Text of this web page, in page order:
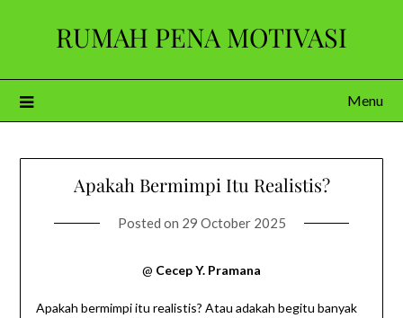
RUMAH PENA MOTIVASI
Menu
Apakah Bermimpi Itu Realistis?
Posted on 29 October 2025
@ Cecep Y. Pramana
Apakah bermimpi itu realistis? Atau adakah begitu banyak